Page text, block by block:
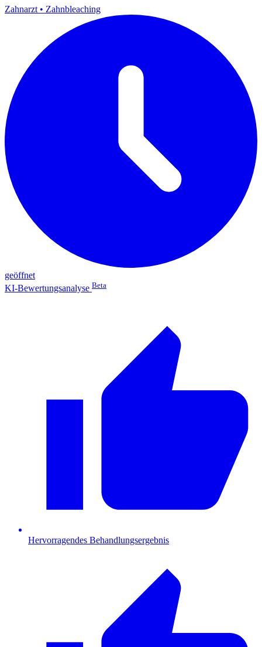
Zahnarzt • Zahnbleaching
geöffnet
KI-Bewertungsanalyse Beta
Hervorragendes Behandlungsergebnis